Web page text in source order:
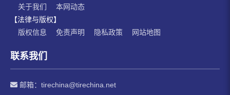
关于我们
本网动态
【法律与版权】
版权信息
免责声明 隐私政策 网站地图
联系我们
邮箱： tirechina@tirechina.net